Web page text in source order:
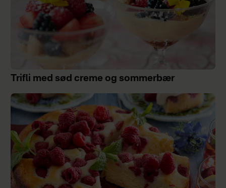
Trifli med sød creme og sommerbær